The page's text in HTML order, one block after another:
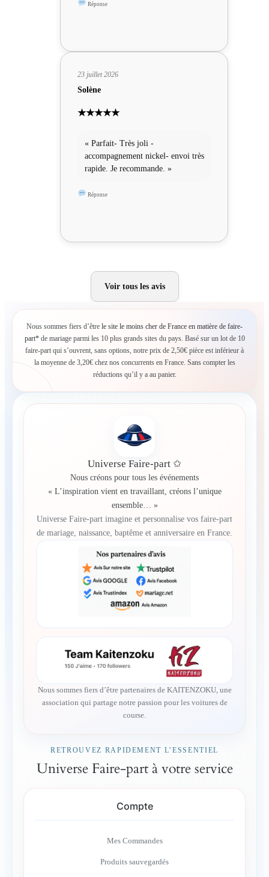
Réponse
23 juillet 2026
Solène
★★★★★
« Parfait- Très joli -
accompagnement nickel- envoi très
rapide. Je recommande. »
Réponse
Voir tous les avis
Nous sommes fiers d’être le site le moins cher de France en matière de faire-
part*de mariage parmi les 10 plus grands sites du pays. Basé sur un lot de 10
faire-part qui s’ouvrent, sans options, notre prix de 2,50€ pièce est inférieur à
la moyenne de 3,20€ chez nos concurrents en France. Sans compter les
réductions qu’il y a au panier.
Universe Faire-part ✩
Nous créons pour tous les événements
« L’inspiration vient en travaillant, créons l’unique
ensemble… »
Universe Faire-part imagine et personnalise vos faire-part
de mariage, naissance, baptême et anniversaire en France.
Nous sommes fiers d’être partenaires de KAITENZOKU, une
association qui partage notre passion pour les voitures de
course.
RETROUVEZ RAPIDEMENT L’ESSENTIEL
Universe Faire-part à votre service
Compte
Mes Commandes
Produits sauvegardés